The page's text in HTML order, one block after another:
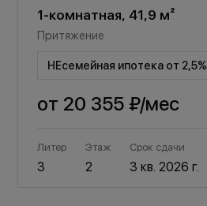
1-комнатная, 41,9 м²
Притяжение
НЕсемейная ипотека от 2,5%
от 20 355 ₽/мес
Литер
3
Этаж
2
Срок сдачи
3 кв. 2026 г.